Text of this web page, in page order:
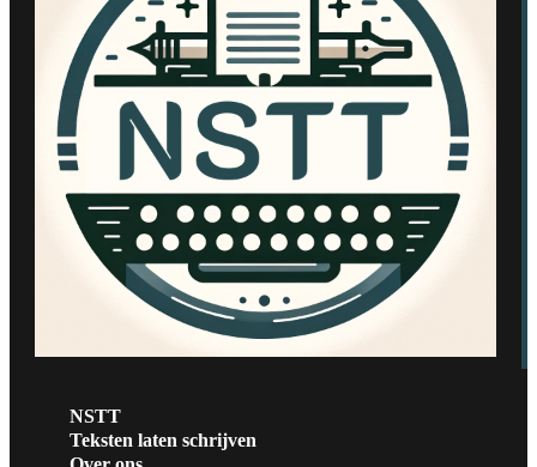
NSTT
Teksten laten schrijven